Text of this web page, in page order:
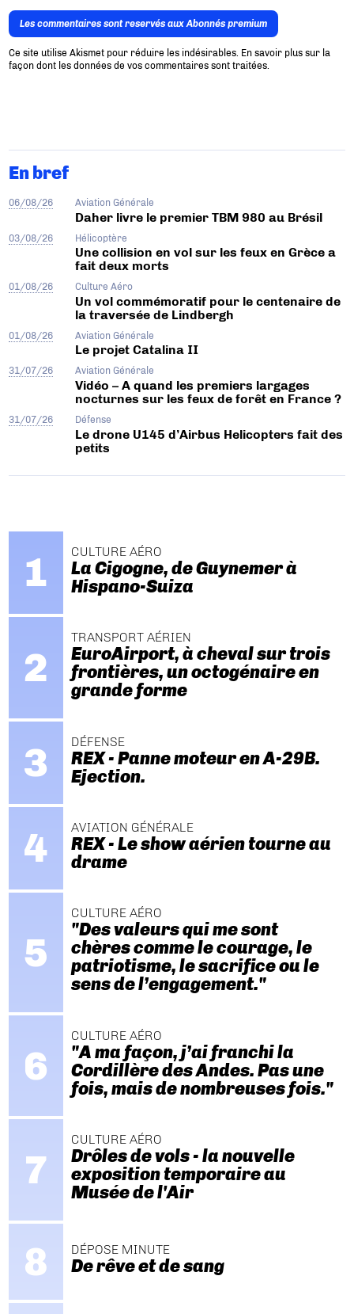
Les commentaires sont reservés aux Abonnés premium
Ce site utilise Akismet pour réduire les indésirables. En savoir plus sur la
façon dont les données de vos commentaires sont traitées
En bref
06/08/26 Aviation Générale
Daher livre le premier TBM 980 au Brésil
03/08/26 Hélicoptère
Une collision en vol sur les feux en Grèce a
fait deux morts
01/08/26 Culture Aéro
Un vol commémoratif pour le centenaire de
la traversée de Lindbergh
01/08/26 Aviation Générale
Le projet Catalina II
31/07/26 Aviation Générale
Vidéo – A quand les premiers largages
nocturnes sur les feux de forêt en France ?
31/07/26 Défense
Le drone U145 d’Airbus Helicopters fait des
petits
CULTURE AÉRO
La Cigogne, de Guynemer à
Hispano-Suiza
TRANSPORT AÉRIEN
EuroAirport, à cheval sur trois
frontières, un octogénaire en
grande forme
DÉFENSE
REX - Panne moteur en A-29B.
Ejection.
AVIATION GÉNÉRALE
REX - Le show aérien tourne au
drame
CULTURE AÉRO
"Des valeurs qui me sont
chères comme le courage, le
patriotisme, le sacrifice ou le
sens de l’engagement."
CULTURE AÉRO
"A ma façon, j’ai franchi la
Cordillère des Andes. Pas une
fois, mais de nombreuses fois."
CULTURE AÉRO
Drôles de vols - la nouvelle
exposition temporaire au
Musée de l'Air
DÉPOSE MINUTE
De rêve et de sang